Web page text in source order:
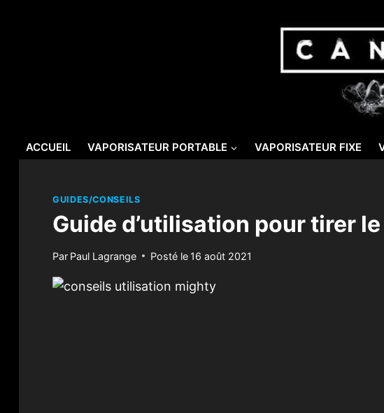
ACCUEIL VAPORISATEUR PORTABLE VAPORISATEUR FIXE
GUIDES/CONSEILS
Guide d’utilisation pour tirer
Par Paul Lagrange Posté le 16 août 2021